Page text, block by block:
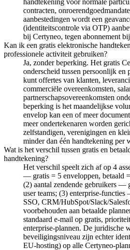
contracten,
aanbestedingen wordt een
(identiteitscontrole via OTP)
bij Certyneo, tegen abonnement
Kan ik een gratis elektronische
professionele activiteit gebruiken?
Ja, zonder beperking. Het gratis
onderscheid tussen persoonlijk en
kunt offertes van klanten,
commerciële overeenkomsten,
partnerschapsovereenkomsten
beperking is het maandelijkse
envelop kan een of meer
meer ondertekenaren worden
zelfstandigen, verenigingen en
minder dan één handtekening per
Wat is het verschil tussen gratis en
handtekening?
Het verschil speelt zich af op 4
— gratis = 5 enveloppen, betaald
(2) aantal zendende gebruikers —
user teams; (3) enterprise-
SSO, CRM/HubSpot/Slack/
voorbehouden aan betaalde
standaard e-mail op gratis,
enterprise-plannen. De juridische
beveiligingsniveau zijn echter
EU-hosting) op alle Certyneo-